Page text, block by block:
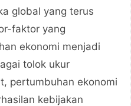
global yang terus
faktor yang
ekonomi menjadi
tolok ukur
pertumbuhan ekonomi
kebijakan